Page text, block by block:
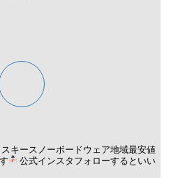
スキースノーボードウェア地域最安値
公式インスタフォローするといい